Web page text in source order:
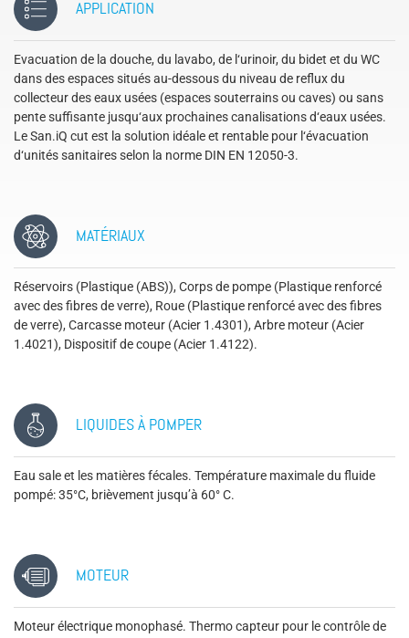
APPLICATION
Evacuation de la douche, du lavabo, de l‘urinoir, du bidet et du WC
dans des espaces situés au-dessous du niveau de reflux du
collecteur des eaux usées (espaces souterrains ou caves) ou sans
pente suffisante jusqu‘aux prochaines canalisations d‘eaux usées.
Le San.iQ cut est la solution idéale et rentable pour l‘évacuation
d‘unités sanitaires selon la norme DIN EN 12050-3.
MATÉRIAUX
Réservoirs (Plastique (ABS)), Corps de pompe (Plastique renforcé
avec des fibres de verre), Roue (Plastique renforcé avec des fibres
de verre), Carcasse moteur (Acier 1.4301), Arbre moteur (Acier
1.4021), Dispositif de coupe (Acier 1.4122).
LIQUIDES À POMPER
Eau sale et les matières fécales. Température maximale du fluide
pompé: 35°C, brièvement jusqu’à 60° C.
MOTEUR
Moteur électrique monophasé. Thermo capteur pour le contrôle de